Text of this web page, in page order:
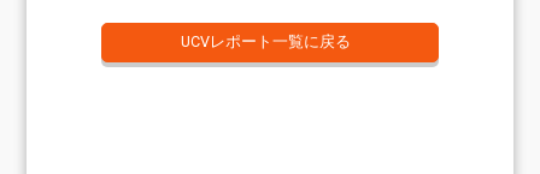
UCVレポート一覧に戻る